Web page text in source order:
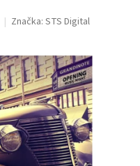
Značka: STS Digital